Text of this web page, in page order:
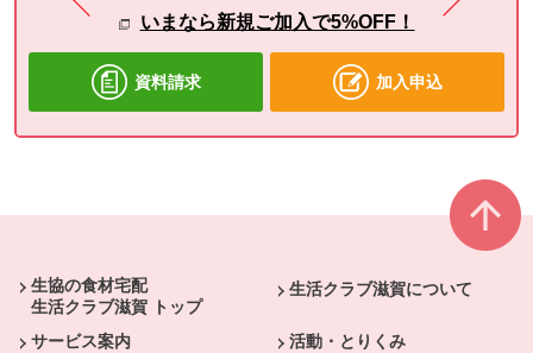
いまなら新規ご加入で5%OFF！
資料請求 加入申込
生協の食材宅配
生活クラブ滋賀 トップ
生活クラブ滋賀について
サービス案内 活動・とりくみ